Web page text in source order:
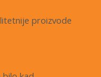
proizvode